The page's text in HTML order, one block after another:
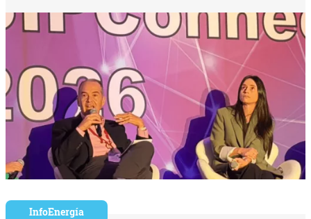
InfoEnergía